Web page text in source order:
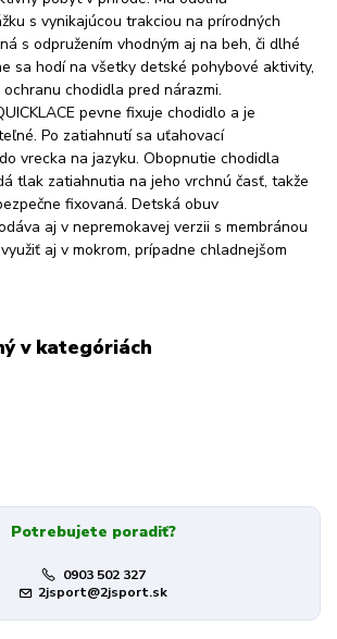
s vynikajúcou trakciou na prírodných
s odpružením vhodným aj na beh, či dlhé
sa hodí na všetky detské pohybové aktivity,
chodidla pred nárazmi.
pevne fixuje chodidlo a je
Po zatiahnutí sa uťahovací
vrecka na jazyku. Obopnutie chodidla
tlak zatiahnutia na jeho vrchnú časť, takže
fixovaná. Detská obuv
aj v nepremokavej verzii s membránou
aj v mokrom, prípadne chladnejšom
v kategóriách
Potrebujete poradiť?
0903 502 327
2jsport@2jsport.sk